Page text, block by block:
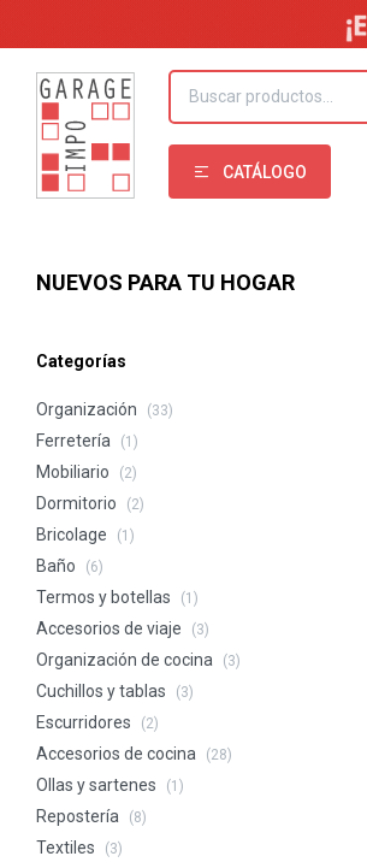
CATÁLOGO
NUEVOS PARA TU HOGAR
Categorías
Organización (33)
Ferretería (1)
Mobiliario (2)
Dormitorio (2)
Bricolage (1)
Baño (6)
Termos y botellas (1)
Accesorios de viaje (3)
Organización de cocina (3)
Cuchillos y tablas (3)
Escurridores (2)
Accesorios de cocina (28)
Ollas y sartenes (1)
Repostería (8)
Textiles (3)